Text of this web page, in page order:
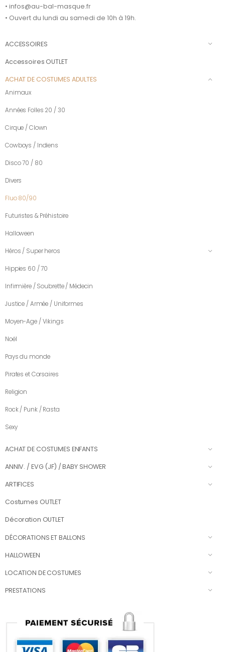
• infos@au-bal-masque.fr
• Ouvert du lundi au samedi de 10h à 19h.
ACCESSOIRES
Accessoires OUTLET
ACHAT DE COSTUMES ADULTES
Animaux
Années Folles 20 / 30
Cirque / Clown
Cowboys / Indiens
Disco 70 / 80
Divers
Fluo 80/90
Futuristes & Préhistoire
Halloween
Héros / Super heros
Hippies 60 / 70
Infirmière / Soubrette / Médecin
Justice / Armée / Uniformes
Moyen-Age / Vikings
Noël
Pays du monde
Pirates et Corsaires
Religion
Rock / Punk / Rasta
Sexy
ACHAT DE COSTUMES ENFANTS
ANNIV. / EVG (JF) / BABY SHOWER
ARTIFICES
Costumes OUTLET
Décoration OUTLET
DÉCORATIONS ET BALLONS
HALLOWEEN
LOCATION DE COSTUMES
PRESTATIONS